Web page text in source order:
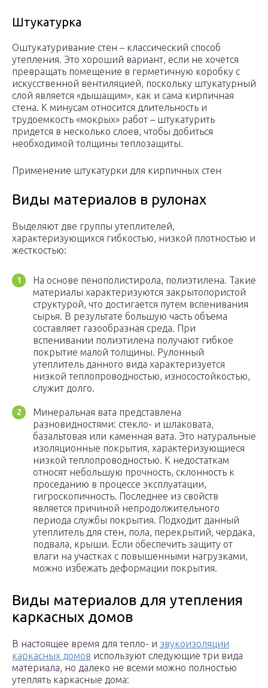
Штукатурка
Оштукатуривание стен – классический способ
утепления. Это хороший вариант, если не хочется
превращать помещение в герметичную коробку с
искусственной вентиляцией, поскольку штукатурный
слой является «дышащим», как и сама кирпичная
стена. К минусам относится длительность и
трудоемкость «мокрых» работ – штукатурить
придется в несколько слоев, чтобы добиться
необходимой толщины теплозащиты.
Применение штукатурки для кирпичных стен
Виды материалов в рулонах
Выделяют две группы утеплителей,
характеризующихся гибкостью, низкой плотностью и
жесткостью:
На основе пенополистирола, полиэтилена. Такие
материалы характеризуются закрытопористой
структурой, что достигается путем вспенивания
сырья. В результате большую часть объема
составляет газообразная среда. При
вспенивании полиэтилена получают гибкое
покрытие малой толщины. Рулонный
утеплитель данного вида характеризуется
низкой теплопроводностью, износостойкостью,
служит долго.
Минеральная вата представлена
разновидностями: стекло- и шлаковата,
базальтовая или каменная вата. Это натуральные
изоляционные покрытия, характеризующиеся
низкой теплопроводностью. К недостаткам
относят небольшую прочность, склонность к
проседанию в процессе эксплуатации,
гигроскопичность. Последнее из свойств
является причиной непродолжительного
периода службы покрытия. Подходит данный
утеплитель для стен, пола, перекрытий, чердака,
подвала, крыши. Если обеспечить защиту от
влаги на участках с повышенными нагрузками,
можно избежать деформации покрытия.
Виды материалов для утепления
каркасных домов
В настоящее время для тепло- и звукоизоляции
каркасных домов используют следующие три вида
материала, но далеко не всеми можно полностью
утеплять каркасные дома: